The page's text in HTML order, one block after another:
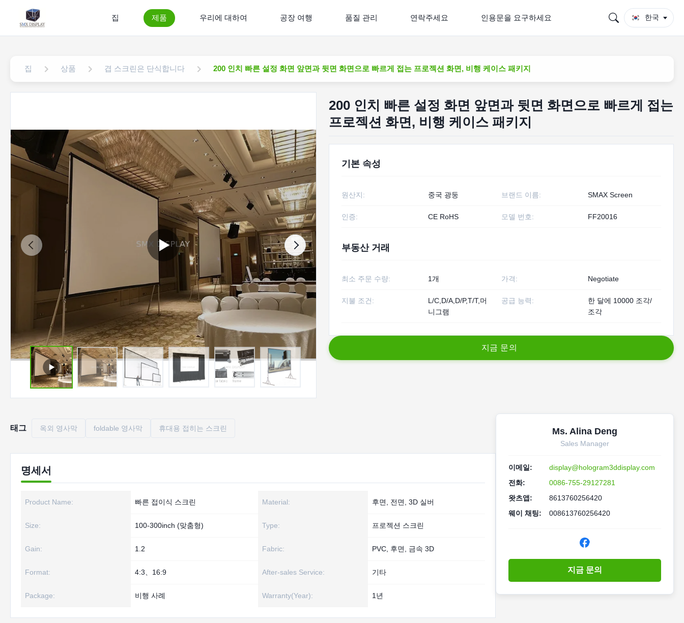
집 제품 우리에 대하여 공장 여행 품질 관리 연락주세요 인용문을 요구하세요 한국
집 상품 겹 스크린은 단식합니다 200 인치 빠른 설정 화면 앞면과 뒷면 화면으로 빠르게 접는 프로젝션 화면, 비행 케이스 패키지
200 인치 빠른 설정 화면 앞면과 뒷면 화면으로 빠르게 접는
프로젝션 화면, 비행 케이스 패키지
기본 속성
원산지: 중국 광둥 브랜드 이름: SMAX Screen
인증: CE RoHS 모델 번호: FF20016
부동산 거래
최소 주문 수량: 1개 가격: Negotiate
지불 조건:
L/C,D/A,D/P,T/T,머
니그램
공급 능력:
한 달에 10000 조각/
조각
지 금 문의
태그 옥외 영사막 foldable 영사막 휴대용 접히는 스크린
명세서
Product Name: 빠른 접이식 스크린 Material: 후면, 전면, 3D 실버
Size: 100-300inch (맞춤형) Type: 프로젝션 스크린
Gain: 1.2 Fabric: PVC, 후면, 금속 3D
Format: 4:3、16:9 After-sales Service: 기타
Package: 비행 사례 Warranty(Year): 1년
Ms. Alina Deng
Sales Manager
이메일:
display@hologram3ddisplay.com
전화:
0086-755-29127281
왓츠앱:
8613760256420
웨이 채팅:
008613760256420
지금 문의